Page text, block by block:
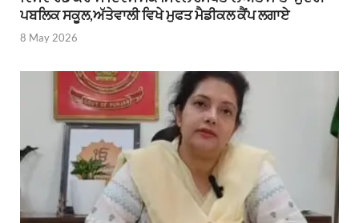
ਪਬਲਿਕ ਸਕੂਲ,ਅੱਤੇਵਾਲੀ ਵਿਖੇ ਮੁਫਤ ਮੈਡੀਕਲ ਕੈਂਪ ਲਗਾਏ
8 May 2026